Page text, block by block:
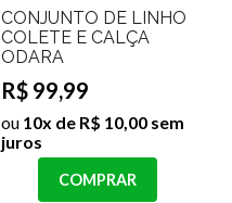
CONJUNTO DE LINHO
COLETE E CALÇA
ODARA
R$ 99,99
ou 10x de R$ 10,00 sem
juros
COMPRAR